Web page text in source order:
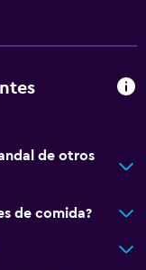
de otros
de comida?